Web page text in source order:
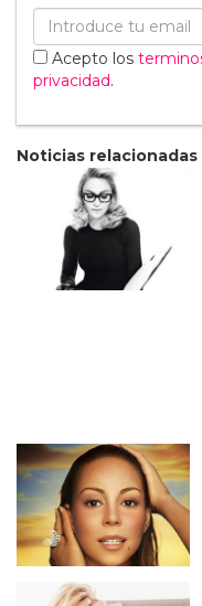
Acepto los
privacidad.
Noticias relacionadas